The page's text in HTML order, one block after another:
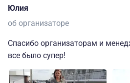
Юлия
об организаторе
Спасибо организаторам и
все было супер!